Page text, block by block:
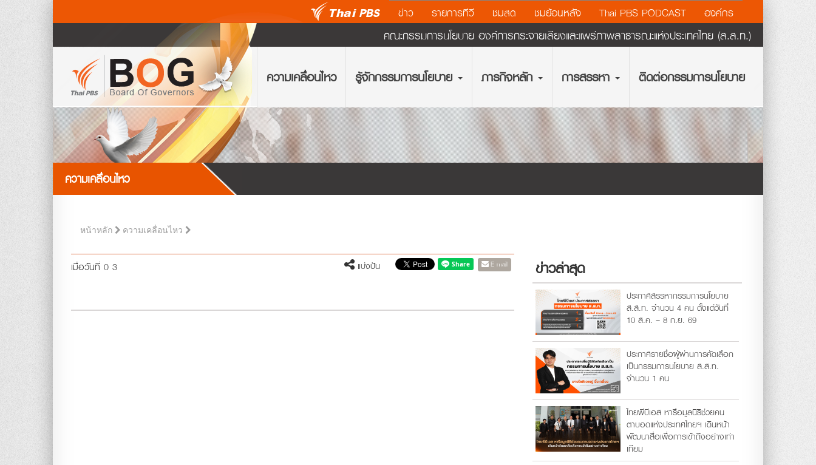
ข่าว รายการทีวี ชมสด ชมย้อนหลัง Thai PBS PODCAST องค์กร
คณะกรรมการนโยบาย องค์การกระจายเสียงและแพร่ภาพสาธารณะแห่งประเทศไทย (ส.ส.ท.)
ความเคลื่อนไหว รู้จักกรรมการนโยบาย ภารกิจหลัก การสรรหา ติดต่อกรรมการนโยบาย
ความเคลื่อนไหว
หน้าหลัก ความเคลื่อนไหว
เมื่อวันที่ 0 3 แบ่งปัน E-mail ข่าวล่าสุด
ประกาศสรรหากรรมการนโยบาย
ส.ส.ท. จำนวน 4 คน ตั้งแต่วันที่
10 ส.ค. – 8 ก.ย. 69
ประกาศรายชื่อผู้ผ่านการคัดเลือก
เป็นกรรมการนโยบาย ส.ส.ท.
จำนวน 1 คน
ไทยพีบีเอส หารือมูลนิธิช่วยคน
ตาบอดแห่งประเทศไทยฯ เดินหน้า
พัฒนาสื่อเพื่อการเข้าถึงอย่างเท่า
เทียม